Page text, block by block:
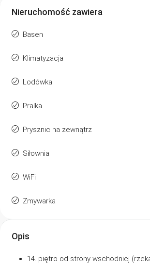
Nieruchomość zawiera
Basen
Klimatyzacja
Lodówka
Pralka
Prysznic na zewnątrz
Siłownia
WiFi
Zmywarka
Opis
14. piętro od strony wschodniej